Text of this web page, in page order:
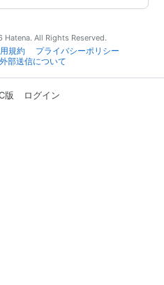
All Rights Reserved.
規約
プライバシーポリシー
部送信について
版 ログイン